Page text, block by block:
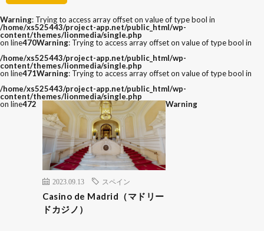
Warning: Trying to access array offset on value of type bool in
/home/xs525443/project-app.net/public_html/wp-
content/themes/lionmedia/single.php
on line470Warning: Trying to access array offset on value of type bool in
/home/xs525443/project-app.net/public_html/wp-
content/themes/lionmedia/single.php
on line471Warning: Trying to access array offset on value of type bool in
/home/xs525443/project-app.net/public_html/wp-
content/themes/lionmedia/single.php
on line472
2023.09.13 スペイン
Casino de Madrid（マドリー
ドカジノ）
Warning